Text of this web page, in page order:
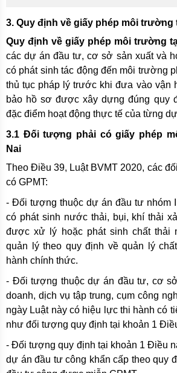
3. Quy định về giấy phép môi trường
Quy định về giấy phép môi trường
các dự án đầu tư, cơ sở sản xuất và
có phát sinh tác động đến môi trường
thủ tục pháp lý trước khi đưa vào vận
bảo hồ sơ được xây dựng đúng quy
đặc điểm hoạt động thực tế của từng
3.1 Đối tượng phải có giấy phép
Nai
Theo Điều 39, Luật BVMT 2020, các
có GPMT:
- Đối tượng thuộc dự án đầu tư nhóm I,
có phát sinh nước thải, bụi, khí thải
được xử lý hoặc phát sinh chất thải
quản lý theo quy định về quản lý
hành chính thức.
- Đối tượng thuộc dự án đầu tư, cơ
doanh, dịch vụ tập trung, cụm công
ngày Luật này có hiệu lực thi hành có
như đối tượng quy định tại khoản 1
- Đối tượng quy định tại khoản 1 Điều
dự án đầu tư công khẩn cấp theo quy